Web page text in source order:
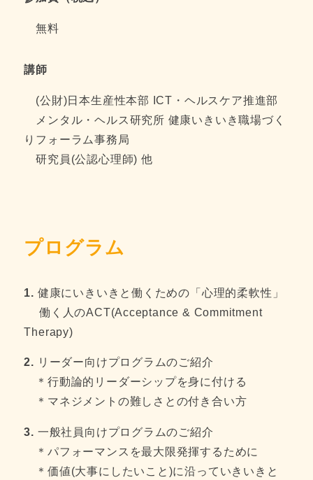
無料
講師
(公財)日本生産性本部 ICT・ヘルスケア推進部
メンタル・ヘルス研究所 健康いきいき職場づく
りフォーラム事務局
研究員(公認心理師) 他
プログラム
1. 健康にいきいきと働くための「心理的柔軟性」
働く人のACT(Acceptance & Commitment
Therapy)
2. リーダー向けプログラムのご紹介
＊行動論的リーダーシップを身に付ける
＊マネジメントの難しさとの付き合い方
3. 一般社員向けプログラムのご紹介
＊パフォーマンスを最大限発揮するために
＊価値(大事にしたいこと)に沿っていきいきと